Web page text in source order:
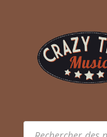
Recherche